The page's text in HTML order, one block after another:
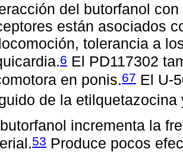
del butorfanol
están asociados
tolerancia a
6 El PD117302
en ponis.67 El U-
de la etilquetazocina
incrementa la
53 Produce pocos